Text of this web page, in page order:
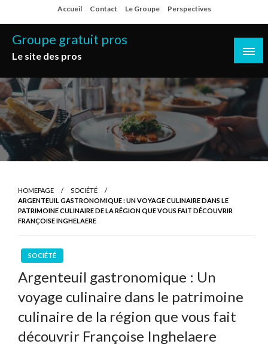
to
content
Accueil Contact Le Groupe Perspectives
Groupe gratuit pros
Le site des pros
HOMEPAGE
SOCIÉTÉ
ARGENTEUIL GASTRONOMIQUE : UN VOYAGE CULINAIRE DANS LE
PATRIMOINE CULINAIRE DE LA RÉGION QUE VOUS FAIT DÉCOUVRIR
FRANÇOISE INGHELAERE
SOCIÉTÉ
Argenteuil gastronomique : Un
voyage culinaire dans le patrimoine
culinaire de la région que vous fait
découvrir Françoise Inghelaere